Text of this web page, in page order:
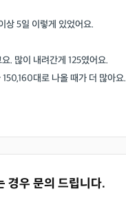
상 5일 이렇게 있었어요.
. 많이 내려간게 125였어요.
대로 나올 때가 더 많아요.
경우 문의 드립니다.